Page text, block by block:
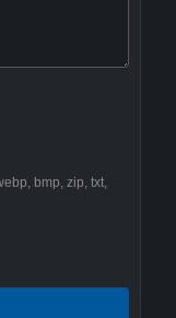
bmp, zip, txt,